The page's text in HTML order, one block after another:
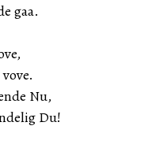
gaa.
Nu,
Du!